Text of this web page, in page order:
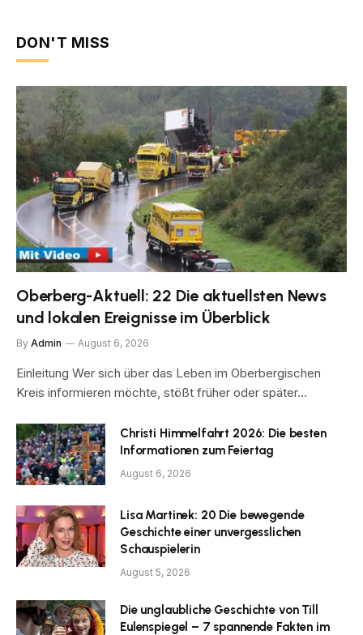
DON'T MISS
Oberberg-Aktuell: 22 Die aktuellsten News
und lokalen Ereignisse im Überblick
By Admin August 6, 2026
Einleitung Wer sich über das Leben im Oberbergischen
Kreis informieren möchte, stößt früher oder später…
Christi Himmelfahrt 2026: Die besten
Informationen zum Feiertag
August 6, 2026
Lisa Martinek: 20 Die bewegende
Geschichte einer unvergesslichen
Schauspielerin
August 5, 2026
Die unglaubliche Geschichte von Till
Eulenspiegel – 7 spannende Fakten im